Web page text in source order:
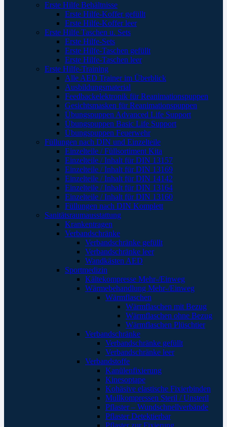
Erste Hilfe Behältnisse
Erste Hilfe-Koffer gefüllt
Erste Hilfe-Koffer leer
Erste Hilfe Taschen u. Sets
Erste Hilfe-Sets
Erste Hilfe-Taschen gefüllt
Erste Hilfe-Taschen leer
Erste Hilfe-Training
Alle AED Trainer im Überblick
Ausbildungsmaterial
Feedbackelektronik für Reanimationspuppen
Gesichtsmasken für Reanimationspuppen
Übungspuppen Advanced Life Support
Übungspuppen Basic Life Support
Übungspuppen Feuerwehr
Füllungen nach DIN und Einzelteile
Einzelteile / Füllsortiment Kita
Einzelteile / Inhalt für DIN 13157
Einzelteile / Inhalt für DIN 13169
Einzelteile / Inhalt für DIN 14142
Einzelteile / Inhalt für DIN 13164
Einzelteile / Inhalt für DIN 13160
Füllungen nach DIN Komplett
Sanitätsraumausstattung
Krankentragen
Verbandschränke
Verbandschränke gefüllt
Verbandschränke leer
Wandkästen AED
Sportmedizin
Kältekompresse Mehr-/Einweg
Wärmebehandlung Mehr-/Einweg
Wärmflaschen
Wärmflaschen mit Bezug
Wärmflaschen ohne Bezug
Wärmflaschen Plüschtier
Verbandschränke
Verbandschränke gefüllt
Verbandschränke leer
Verbandstoffe
Kanülenfixierung
Kinesoptape
Kohäsive elastische Fixierbinden
Mullkompressen Steril / Unsteril
Pflaster – Wundschnellverbände
Pflaster Detektierbar
Pflaster zur Fixierung